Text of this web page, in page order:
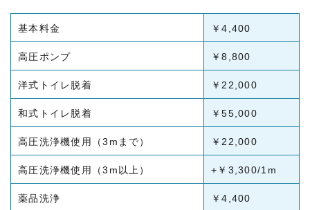
基本料金 ￥4,400
高圧ポンプ ￥8,800
洋式トイレ脱着 ￥22,000
和式トイレ脱着 ￥55,000
高圧洗浄機使用（3mまで） ￥22,000
高圧洗浄機使用（3m以上） +￥3,300/1m
薬品洗浄 ￥4,400